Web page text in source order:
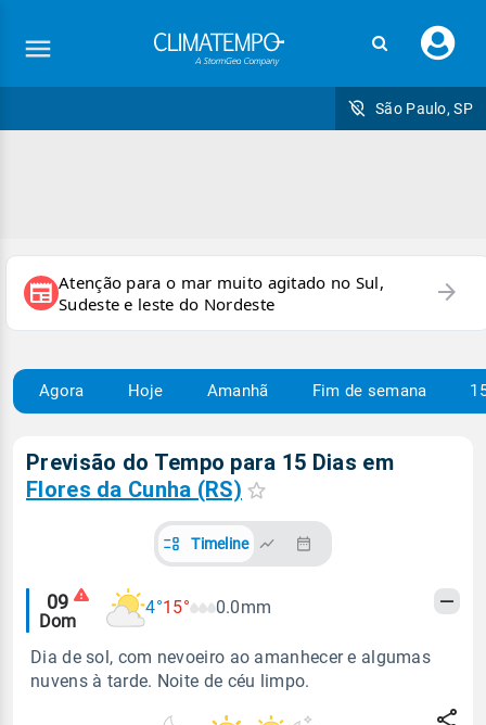
seu
São Paulo, SP
newspaper Atenção para o mar muito agitado no Sul,
Sudeste e leste do Nordeste
arrow_forward
Agora Hoje Amanhã Fim de semana
Previsão do Tempo para 15 Dias em
Flores da Cunha (RS)
Timeline
Alertas
meteorológicos
09
Dom
4°15° 0.0mm
Dia de sol, com nevoeiro ao amanhecer e algumas
nuvens à tarde. Noite de céu limpo.